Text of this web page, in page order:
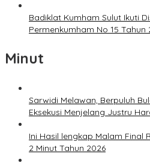
Badiklat Kumham Sulut Ikuti
Permenkumham No 15 Tahun
Minut
Sarwidi Melawan, Berpuluh
Eksekusi Menjelang Justru
Ini Hasil lengkap Malam Final
2 Minut Tahun 2026